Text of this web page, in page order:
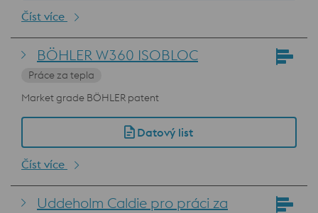
Číst více
BÖHLER W360 ISOBLOC
Práce za tepla
Market grade BÖHLER patent
Datový list
Číst více
Uddeholm Caldie pro práci za